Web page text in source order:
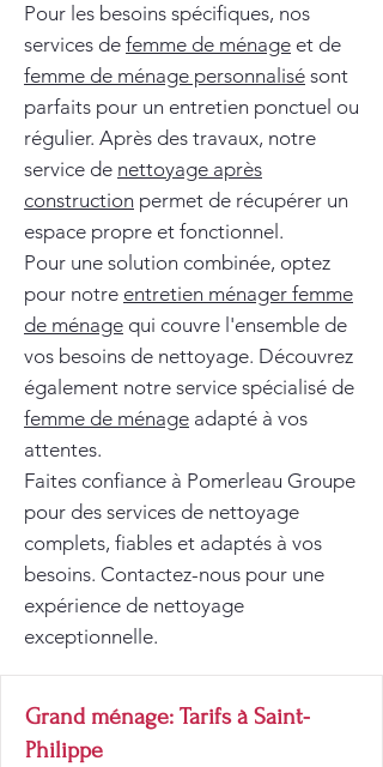
Pour les besoins spécifiques, nos
services de femme de ménage et de
femme de ménage personnalisé sont
parfaits pour un entretien ponctuel ou
régulier. Après des travaux, notre
service de nettoyage après
construction permet de récupérer un
espace propre et fonctionnel.
Pour une solution combinée, optez
pour notre entretien ménager femme
de ménage qui couvre l'ensemble de
vos besoins de nettoyage. Découvrez
également notre service spécialisé de
femme de ménage adapté à vos
attentes.
Faites confiance à Pomerleau Groupe
pour des services de nettoyage
complets, fiables et adaptés à vos
besoins. Contactez-nous pour une
expérience de nettoyage
exceptionnelle.
Grand ménage: Tarifs à Saint-
Philippe